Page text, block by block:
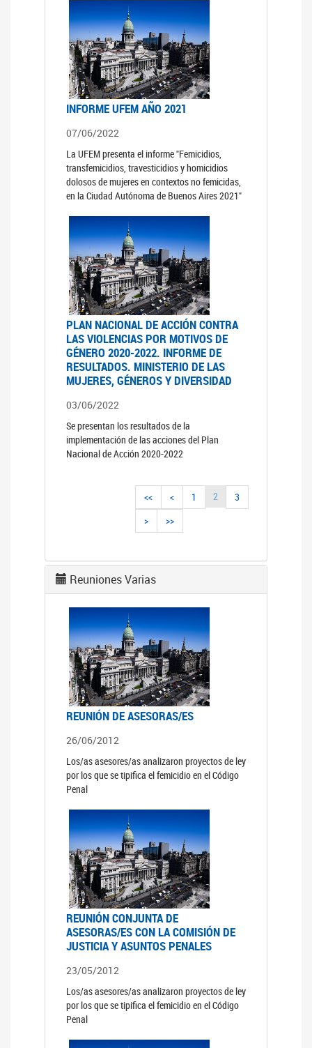
INFORME UFEM AÑO 2021
07/06/2022
La UFEM presenta el informe "Femicidios,
transfemicidios, travesticidios y homicidios
dolosos de mujeres en contextos no femicidas,
en la Ciudad Autónoma de Buenos Aires 2021"
PLAN NACIONAL DE ACCIÓN CONTRA
LAS VIOLENCIAS POR MOTIVOS DE
GÉNERO 2020-2022. INFORME DE
RESULTADOS. MINISTERIO DE LAS
MUJERES, GÉNEROS Y DIVERSIDAD
03/06/2022
Se presentan los resultados de la
implementación de las acciones del Plan
Nacional de Acción 2020-2022
<< < 1 2
3
>
>>
Reuniones Varias
REUNIÓN DE ASESORAS/ES
26/06/2012
Los/as asesores/as analizaron proyectos de ley
por los que se tipifica el femicidio en el Código
Penal
REUNIÓN CONJUNTA DE
ASESORAS/ES CON LA COMISIÓN DE
JUSTICIA Y ASUNTOS PENALES
23/05/2012
Los/as asesores/as analizaron proyectos de ley
por los que se tipifica el femicidio en el Código
Penal